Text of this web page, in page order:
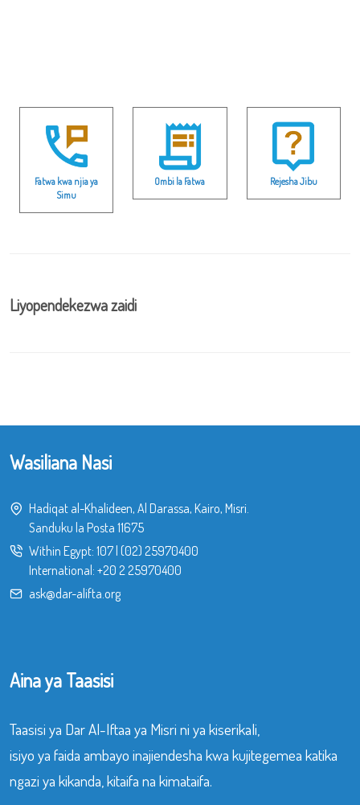
Fatwa kwa njia ya
Simu
Ombi la Fatwa Rejesha Jibu
Liyopendekezwa zaidi
Wasiliana Nasi
Hadiqat al-Khalideen, Al Darassa, Kairo, Misri.
Sanduku la Posta 11675
Within Egypt: 107| (02) 25970400
International: +20 2 25970400
ask@dar-alifta.org
Aina ya Taasisi
Taasisi ya Dar Al-Iftaa ya Misri ni ya kiserikali,
isiyo ya faida ambayo inajiendesha kwa kujitegemea katika
ngazi ya kikanda, kitaifa na kimataifa.